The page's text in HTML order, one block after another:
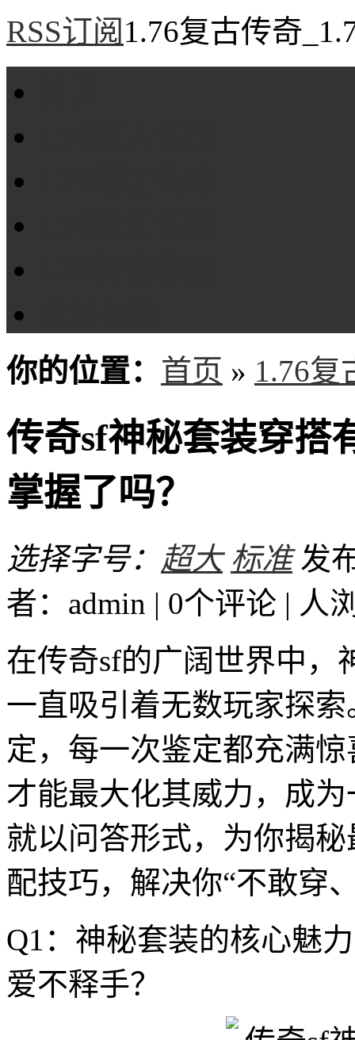
RSS订阅 1.76复古传奇
你的位置： 首页 » 1.76复
传奇sf神秘套装穿搭
掌握了吗？
选择字号： 超大 标准 发
者：admin | 0个评论 | 人
在传奇sf的广阔世界中，
一直吸引着无数玩家探
定，每一次鉴定都充满
才能最大化其威力，成
就以问答形式，为你揭
配技巧，解决你“不敢穿
Q1：神秘套装的核心魅
爱不释手？